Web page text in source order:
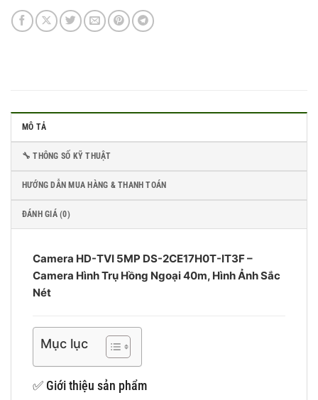
MÔ TẢ
🔧 THÔNG SỐ KỸ THUẬT
HƯỚNG DẪN MUA HÀNG & THANH TOÁN
ĐÁNH GIÁ (0)
Camera HD-TVI 5MP DS-2CE17H0T-IT3F –
Camera Hình Trụ Hồng Ngoại 40m, Hình Ảnh Sắc
Nét
Mục lục
✅ Giới thiệu sản phẩm